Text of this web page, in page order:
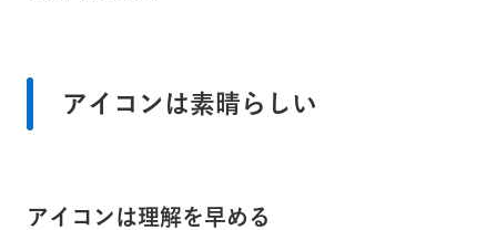
アイコンは素晴らしい
アイコンは理解を早める